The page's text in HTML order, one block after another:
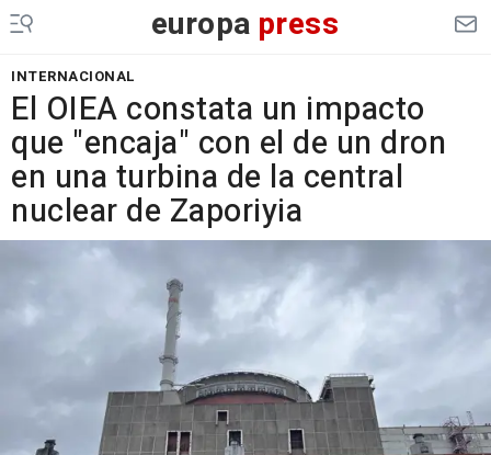
europa press
INTERNACIONAL
El OIEA constata un impacto
que "encaja" con el de un dron
en una turbina de la central
nuclear de Zaporiyia